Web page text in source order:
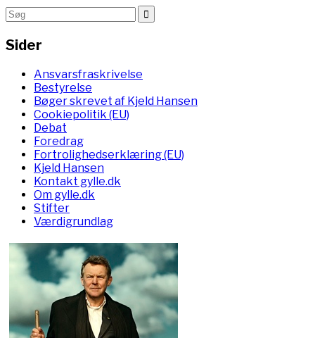
Sider
Ansvarsfraskrivelse
Bestyrelse
Bøger skrevet af Kjeld Hansen
Cookiepolitik (EU)
Debat
Foredrag
Fortrolighedserklæring (EU)
Kjeld Hansen
Kontakt gylle.dk
Om gylle.dk
Stifter
Værdigrundlag